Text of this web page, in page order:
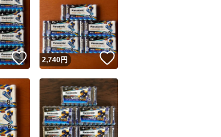
ユーザーの実績について
めた一定の基準を満たしたユーザーにバッジを付与してい
者 Yahoo!フリマの基準をクリアした安心・安全なユーザー
この商品の情報をコピーします
いいね！
2,740円